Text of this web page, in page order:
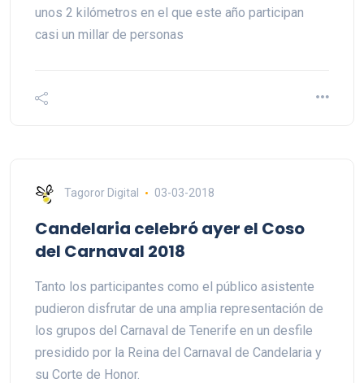
unos 2 kilómetros en el que este año participan
casi un millar de personas
Tagoror Digital 03-03-2018
Candelaria celebró ayer el Coso
del Carnaval 2018
Tanto los participantes como el público asistente
pudieron disfrutar de una amplia representación de
los grupos del Carnaval de Tenerife en un desfile
presidido por la Reina del Carnaval de Candelaria y
su Corte de Honor.